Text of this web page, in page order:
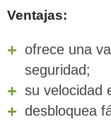
Ventajas:
ofrece una
seguridad;
su velocidad
desbloquea